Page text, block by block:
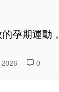
孕期運動
0